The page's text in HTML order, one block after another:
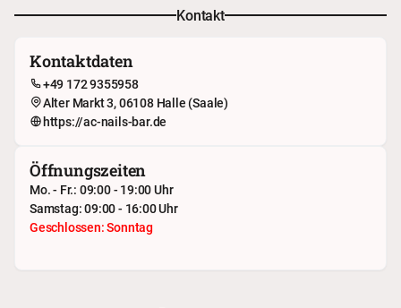
Kontakt
Kontaktdaten
+49 172 9355958
Alter Markt 3, 06108 Halle (Saale)
https://ac-nails-bar.de
Öffnungszeiten
Mo. - Fr.: 09:00 - 19:00 Uhr
Samstag: 09:00 - 16:00 Uhr
Geschlossen: Sonntag